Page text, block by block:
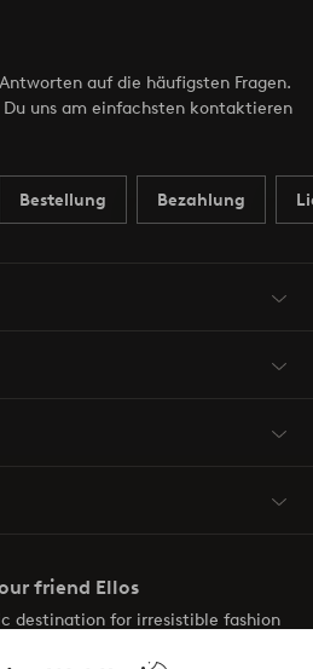
auf die häufigsten Fragen.
uns am einfachsten kontaktieren
Bestellung Bezahlung
friend Ellos
destination for irresistible fashion